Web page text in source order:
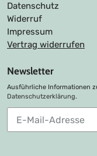
Datenschutz
Widerruf
Impressum
Vertrag widerrufen
Newsletter
Ausführliche Informationen
Datenschutzerklärung.
unsere